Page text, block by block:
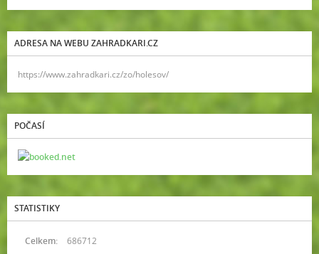
ADRESA NA WEBU ZAHRADKARI.CZ
https://www.zahradkari.cz/zo/holesov/
POČASÍ
STATISTIKY
Celkem:
686712